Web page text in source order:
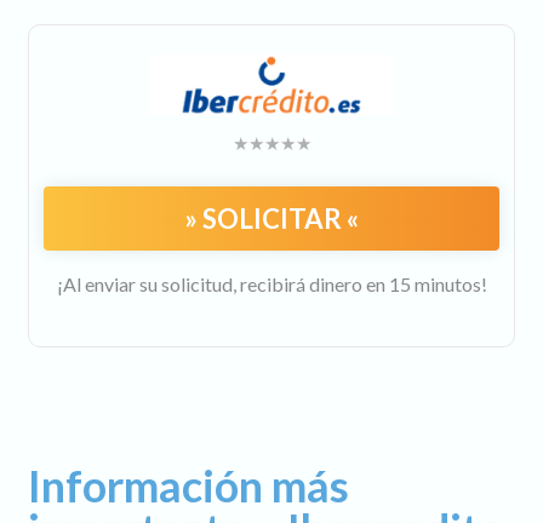
» SOLICITAR «
¡Al enviar su solicitud, recibirá dinero en 15 minutos!
Información más